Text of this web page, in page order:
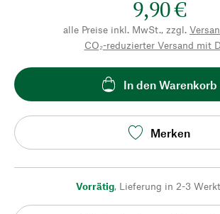
9,90 €
alle Preise inkl. MwSt., zzgl.
CO₂-reduzierter Versand mit
In den Warenkorb
Merken
Vorrätig, Lieferung in 2-3